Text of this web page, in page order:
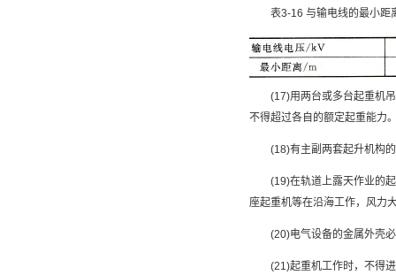
表3-16 与输电线的最小距
(17)用两台或多台起重机吊
不得超过各自的额定起重能力
(18)有主副两套起升机构的
(19)在轨道上露天作业的起
座起重机等在沿海工作，风力
(20)电气设备的金属外壳必
(21)起重机工作时，不得进